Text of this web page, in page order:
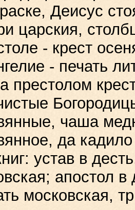
Деисус
царския,
- крест
- печать
престолом
чаша
да
устав в
апостол в
московская,